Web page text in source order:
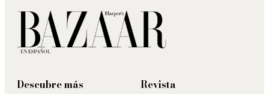
Descubre más
Revista